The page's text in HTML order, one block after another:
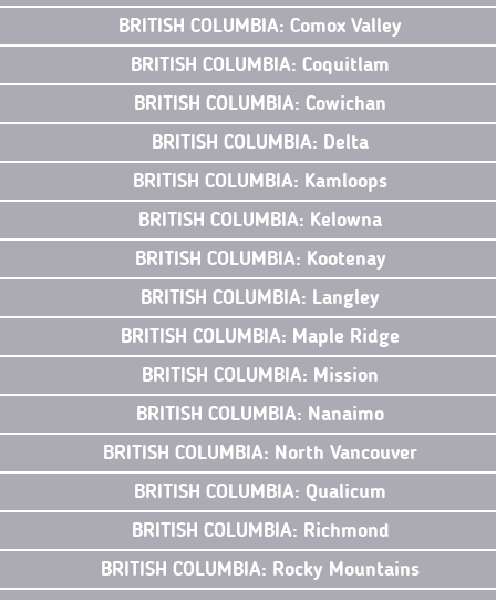
BRITISH COLUMBIA: Comox Valley
BRITISH COLUMBIA: Coquitlam
BRITISH COLUMBIA: Cowichan
BRITISH COLUMBIA: Delta
BRITISH COLUMBIA: Kamloops
BRITISH COLUMBIA: Kelowna
BRITISH COLUMBIA: Kootenay
BRITISH COLUMBIA: Langley
BRITISH COLUMBIA: Maple Ridge
BRITISH COLUMBIA: Mission
BRITISH COLUMBIA: Nanaimo
BRITISH COLUMBIA: North Vancouver
BRITISH COLUMBIA: Qualicum
BRITISH COLUMBIA: Richmond
BRITISH COLUMBIA: Rocky Mountains